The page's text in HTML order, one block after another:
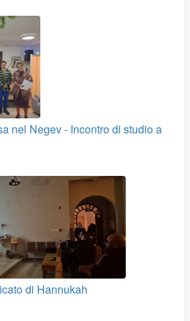
nel Negev - Incontro di studio a
di Hannukah